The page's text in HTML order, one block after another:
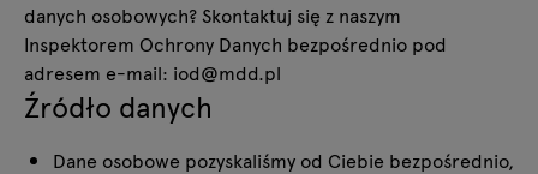
danych osobowych? Skontaktuj się z naszym
Inspektorem Ochrony Danych bezpośrednio pod
adresem e-mail: iod@mdd.pl
Źródło danych
Dane osobowe pozyskaliśmy od Ciebie bezpośrednio,